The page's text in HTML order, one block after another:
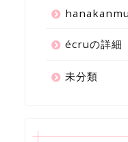
écruの詳細
未分類